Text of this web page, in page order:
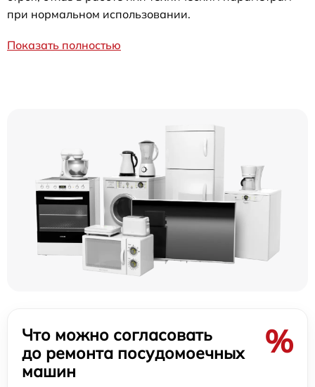
при нормальном использовании.
Показать полностью
Что можно согласовать
до ремонта посудомоечных
машин
%